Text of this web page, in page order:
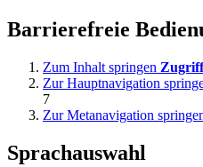
Barrierefreie
Zum Inhalt springen
Zur Hauptnavigation
7
Zur Metanavigation
Sprachauswahl